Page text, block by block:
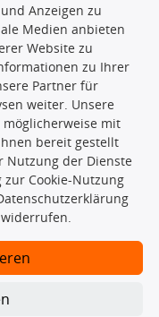
Datenbank dürfen
Datenbank ohne
zu verbreiten
zu lassen. Ein
identifizierte Ersatzteil
um
Anzeigen zu
Medien anbieten
Website zu
zu Ihrer
Partner für
weiter. Unsere
mit
bereit gestellt
Nutzung der Dienste
Cookie-Nutzung